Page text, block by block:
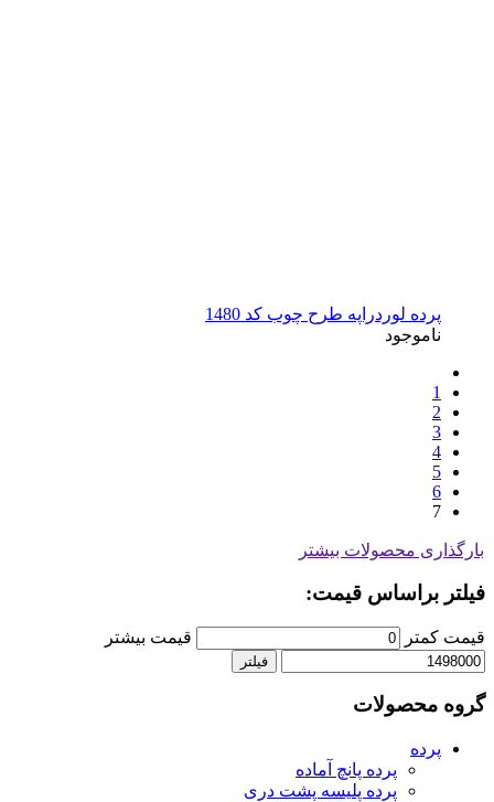
پرده لوردراپه طرح چوب کد 1480
ناموجود
1
2
3
4
5
6
7
بارگذاری محصولات بیشتر
فیلتر براساس قیمت:
قیمت کمتر قیمت بیشتر
فیلتر
گروه محصولات
پرده
پرده پانچ آماده
پرده پلیسه پشت دری